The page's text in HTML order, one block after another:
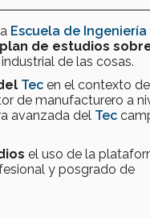
Escuela de Ingeniería
de estudios
de las cosas.
Tec en el contexto
de manufacturero a
avanzada del Tec
el uso de la
y posgrado de